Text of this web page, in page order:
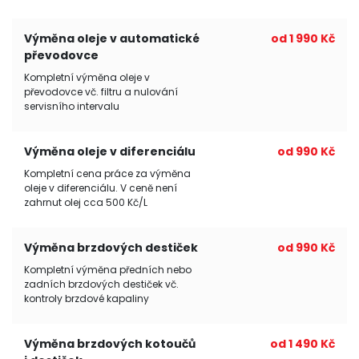
Výměna oleje v automatické
převodovce
Kompletní výměna oleje v
převodovce vč. filtru a nulování
servisního intervalu
od 1 990 Kč
Výměna oleje v diferenciálu
Kompletní cena práce za výměna
oleje v diferenciálu. V ceně není
zahrnut olej cca 500 Kč/L
od 990 Kč
Výměna brzdových destiček
Kompletní výměna předních nebo
zadních brzdových destiček vč.
kontroly brzdové kapaliny
od 990 Kč
Výměna brzdových kotoučů
od 1 490 Kč